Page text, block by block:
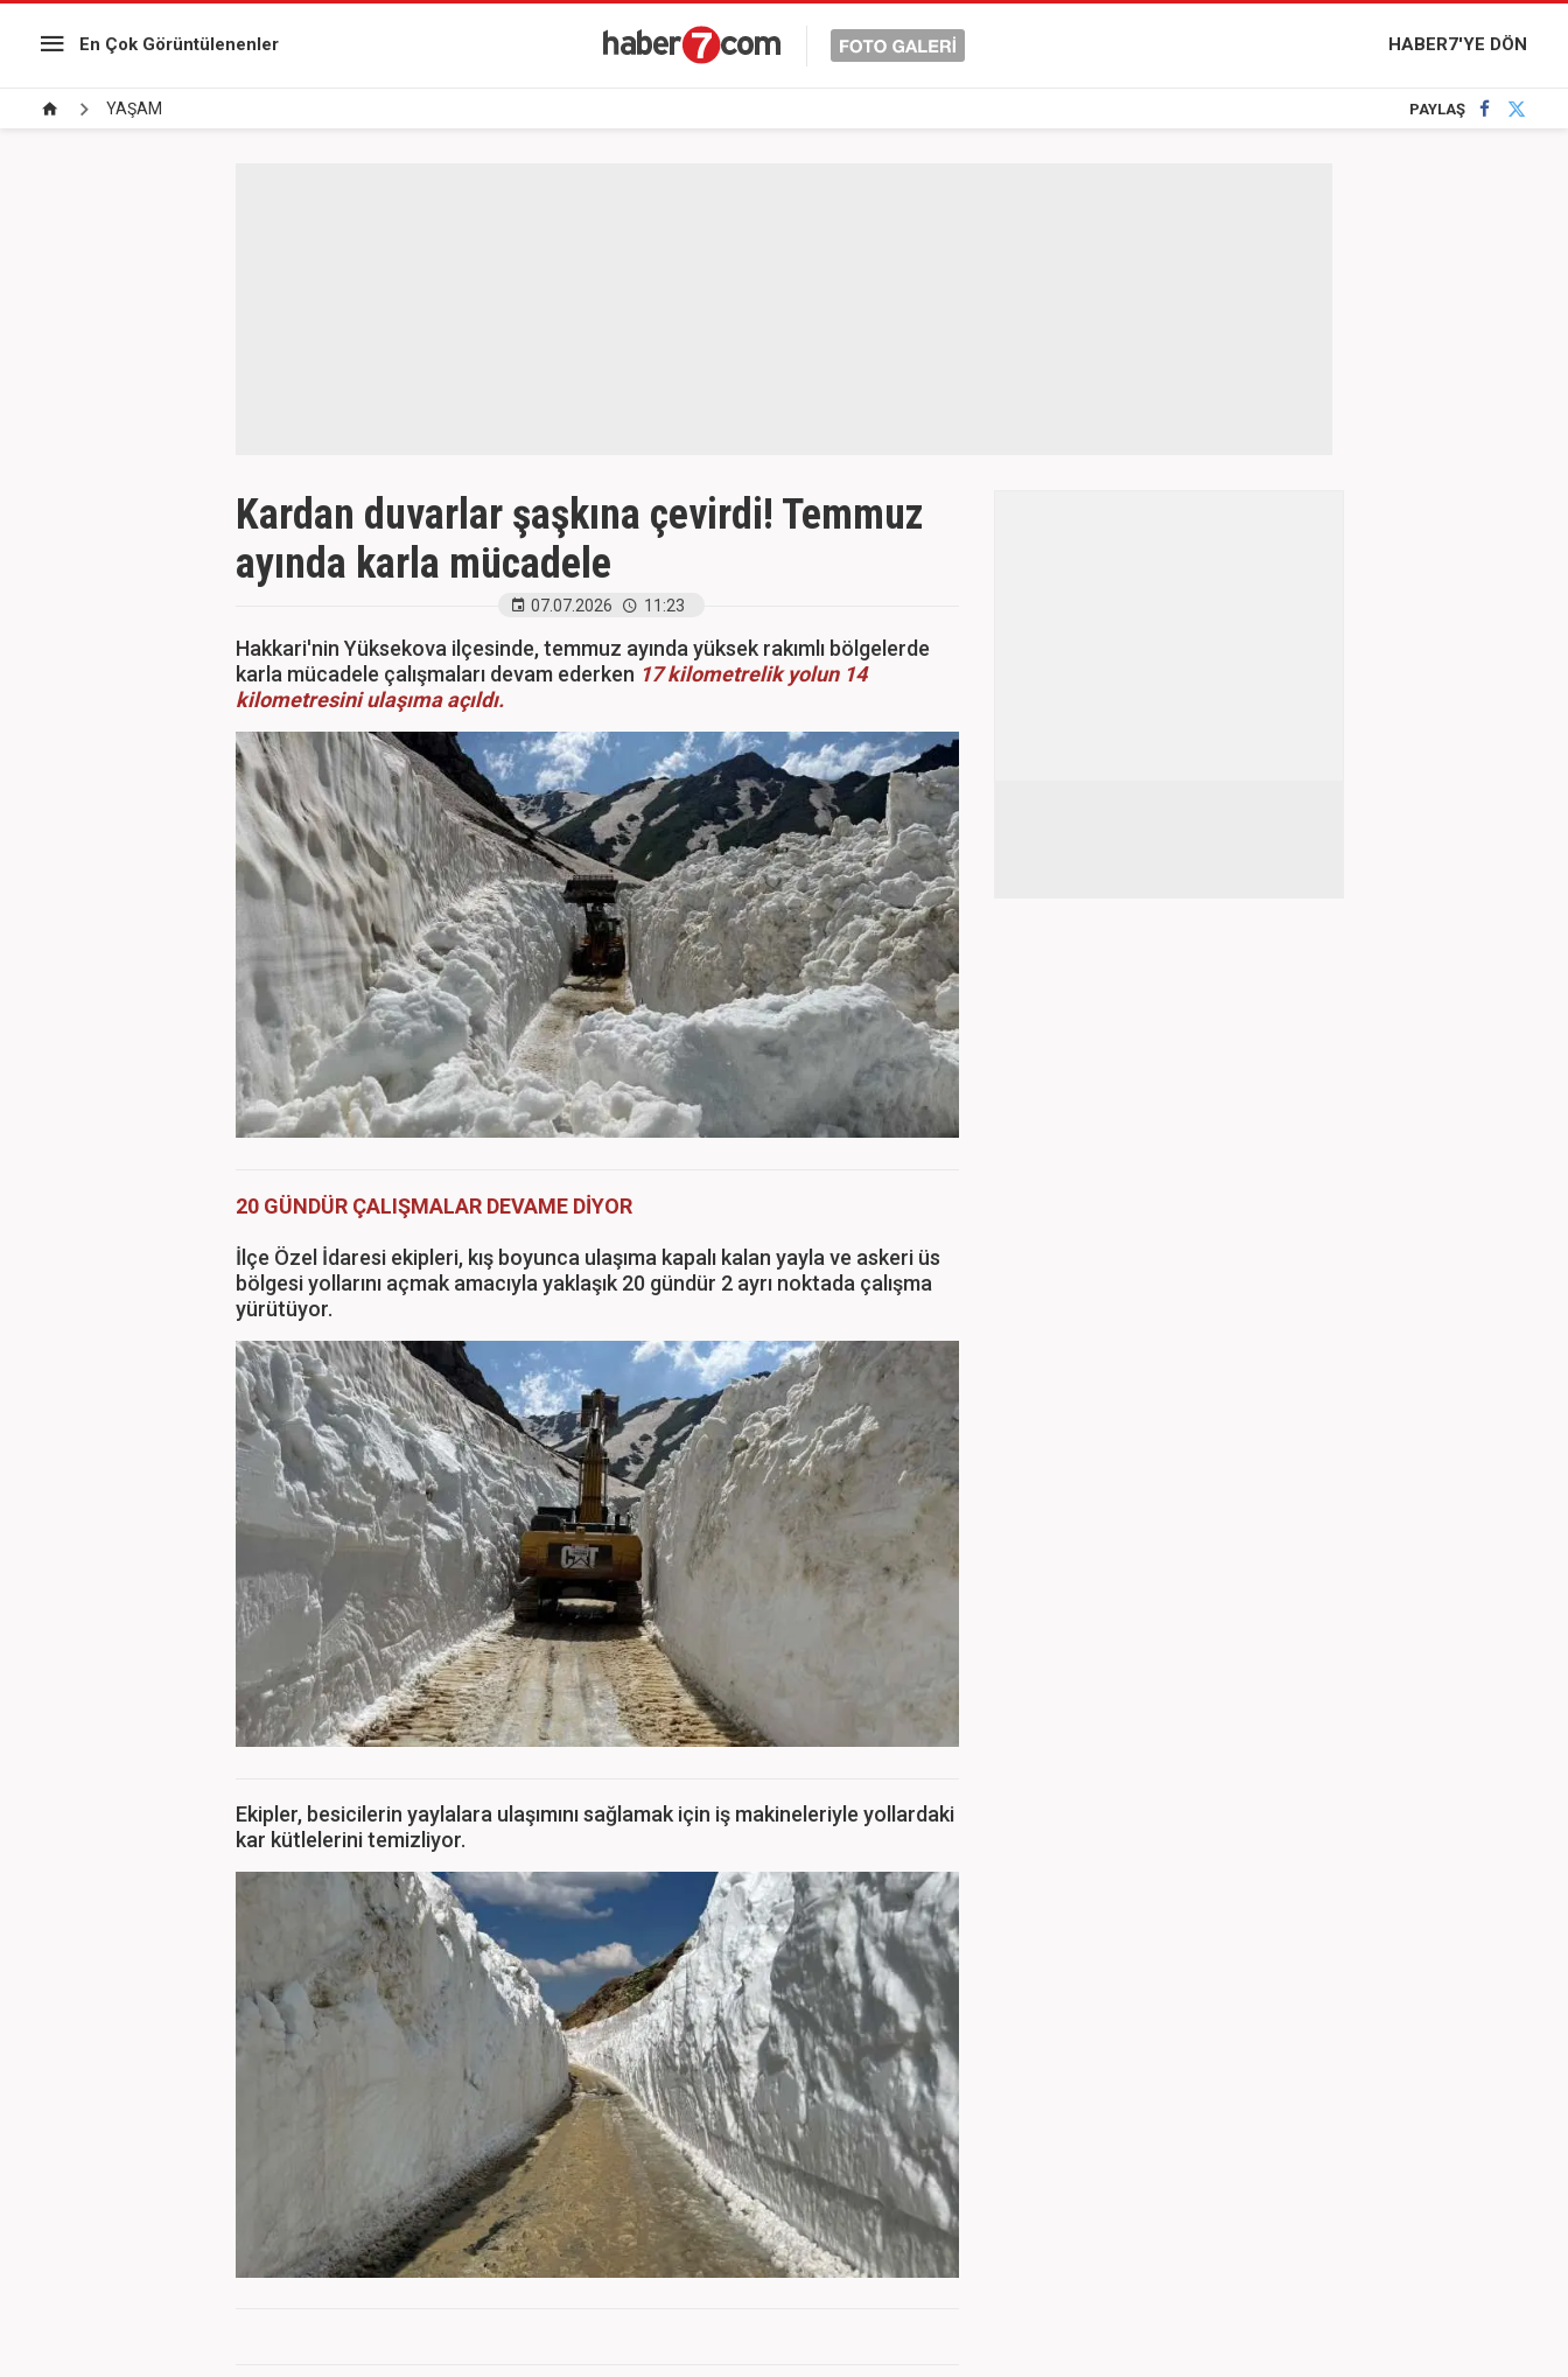
En Çok Görüntülenenler HABER7'YE DÖN
YAŞAM PAYLAŞ
Kardan duvarlar şaşkına çevirdi! Temmuz
ayında karla mücadele
07.07.2026 11:23
Hakkari'nin Yüksekova ilçesinde, temmuz ayında yüksek rakımlı bölgelerde
karla mücadele çalışmaları devam ederken 17 kilometrelik yolun 14
kilometresini ulaşıma açıldı.
20 GÜNDÜR ÇALIŞMALAR DEVAME DİYOR
İlçe Özel İdaresi ekipleri, kış boyunca ulaşıma kapalı kalan yayla ve askeri üs
bölgesi yollarını açmak amacıyla yaklaşık 20 gündür 2 ayrı noktada çalışma
yürütüyor.
Ekipler, besicilerin yaylalara ulaşımını sağlamak için iş makineleriyle yollardaki
kar kütlelerini temizliyor.